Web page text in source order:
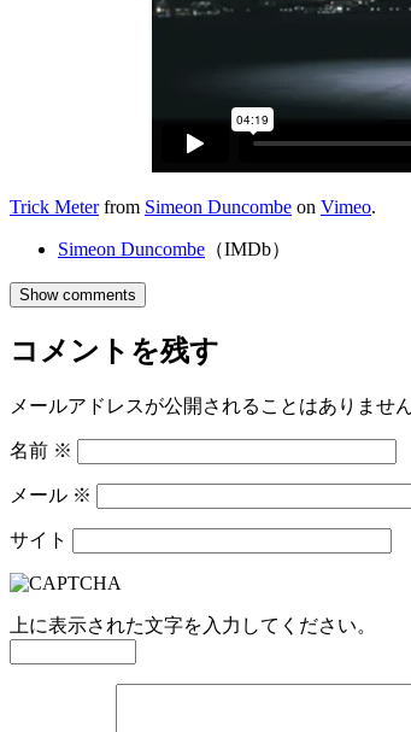
Trick Meterfrom Simeon Duncombe on Vimeo.
Simeon Duncombe （IMDb）
Show comments
コメントを残す
メールアドレスが公開されることはありません
名前 ※
メール ※
サイト
上に表示された文字を入力してください。